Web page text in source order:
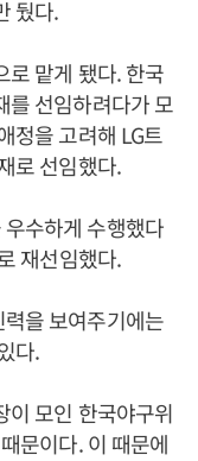
뒀다.
로 맡게 됐다. 한국
를 선임하려다가 모
정을 고려해 LG트
로 선임했다.
수하게 수행했다
재선임했다.
을 보여주기에는
다.
이 모인 한국야구위
문이다. 이 때문에